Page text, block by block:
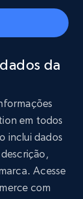
da
em todos
inclui dados
Acesse
com